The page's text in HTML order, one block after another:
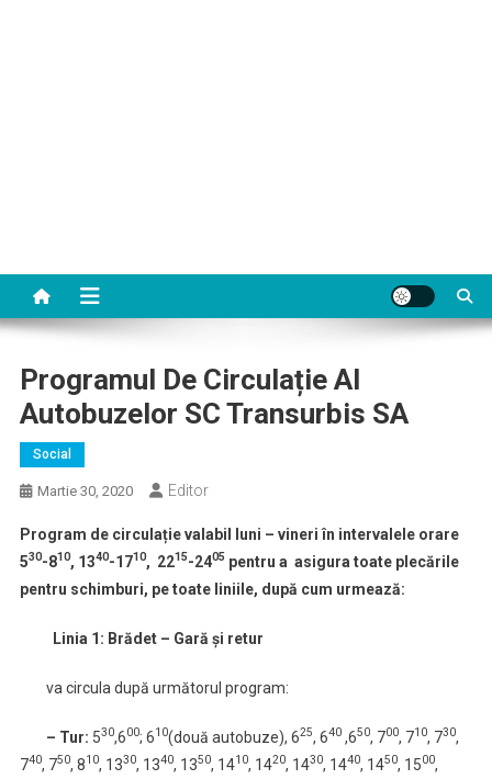
Programul De Circulație Al
Autobuzelor SC Transurbis SA
Social
Martie 30, 2020 Editor
Program de circulație valabil luni – vineri în intervalele orare
530-810, 1340-1710, 2215-2405 pentru a asigura toate plecările
pentru schimburi, pe toate liniile, după cum urmează:
Linia 1: Brădet – Gară şi retur
va circula după următorul program:
– Tur: 530,600; 610(două autobuze), 625, 640 ,650, 700, 710, 730,
740, 750, 810, 1330, 1340, 1350, 1410, 1420, 1430, 1440, 1450, 1500,